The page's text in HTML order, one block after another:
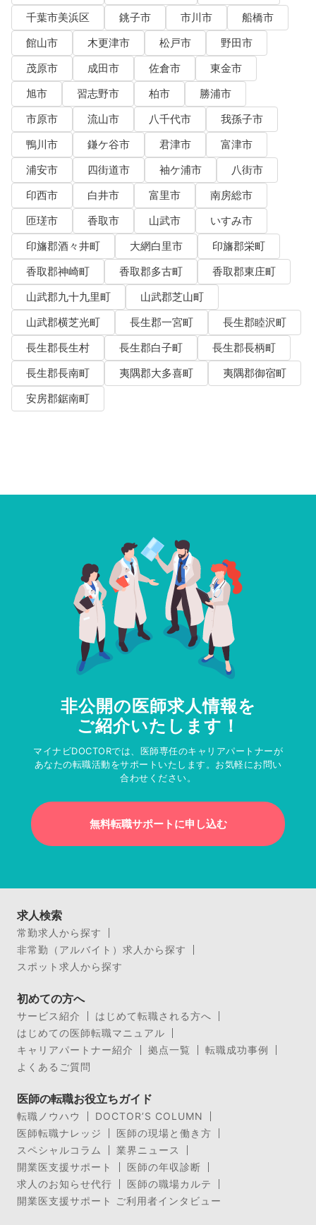
千葉市美浜区
銚子市 市川市
船橋市
館山市
木更津市 松戸市
野田市
茂原市
成田市 佐倉市
東金市
旭市
習志野市 柏市
勝浦市
市原市
流山市 八千代市
我孫子市
鴨川市
鎌ケ谷市 君津市
富津市
浦安市
四街道市 袖ケ浦市
八街市
印西市
白井市 富里市
南房総市
匝瑳市
香取市 山武市
いすみ市
印旛郡酒々井町
大網白里市
印旛郡栄町
香取郡神崎町
香取郡多古町
香取郡東庄町
山武郡九十九里町
山武郡芝山町
山武郡横芝光町
長生郡一宮町
長生郡睦沢町
長生郡長生村
長生郡白子町
長生郡長柄町
長生郡長南町
夷隅郡大多喜町
夷隅郡御宿町
安房郡鋸南町
非公開の医師求人情報を
ご紹介いたします！
マイナビDOCTORでは、医師専任のキャリアパートナーが
あなたの転職活動をサポートいたします。お気軽にお問い
合わせください。
無料転職サポートに申し込む
求人検索
常勤求人から探す
非常勤（アルバイト）求人から探す
スポット求人から探す
初めての方へ
サービス紹介
はじめて転職される方へ
はじめての医師転職マニュアル
キャリアパートナー紹介
拠点一覧
転職成功事例
よくあるご質問
医師の転職お役立ちガイド
転職ノウハウ
DOCTOR’S COLUMN
医師転職ナレッジ
医師の現場と働き方
スペシャルコラム
業界ニュース
開業医支援サポート
医師の年収診断
求人のお知らせ代行
医師の職場カルテ
開業医支援サポート ご利用者インタビュー